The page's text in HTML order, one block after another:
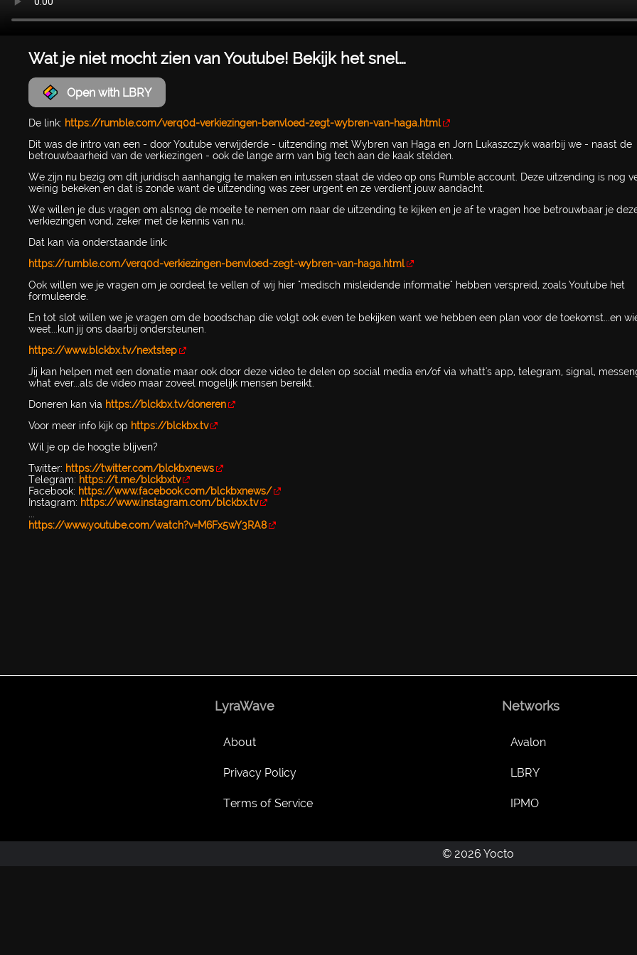
Wat je niet mocht zien van Youtube! Bekijk het snel…
Open with LBRY
De link: https://rumble.com/verq0d-verkiezingen-benvloed-zegt-wybren-van-haga.html
Dit was de intro van een - door Youtube verwijderde - uitzending met Wybren van Haga en Jorn Lukaszczyk waarbij we - naast de
betrouwbaarheid van de verkiezingen - ook de lange arm van big tech aan de kaak stelden.
We zijn nu bezig om dit juridisch aanhangig te maken en intussen staat de video op ons Rumble account. Deze uitzending is nog
weinig bekeken en dat is zonde want de uitzending was zeer urgent en ze verdient jouw aandacht.
We willen je dus vragen om alsnog de moeite te nemen om naar de uitzending te kijken en je af te vragen hoe betrouwbaar je
verkiezingen vond, zeker met de kennis van nu.
Dat kan via onderstaande link:
https://rumble.com/verq0d-verkiezingen-benvloed-zegt-wybren-van-haga.html
Ook willen we je vragen om je oordeel te vellen of wij hier "medisch misleidende informatie" hebben verspreid, zoals Youtube het
formuleerde.
En tot slot willen we je vragen om de boodschap die volgt ook even te bekijken want we hebben een plan voor de toekomst...en
weet...kun jij ons daarbij ondersteunen.
https://www.blckbx.tv/nextstep
Jij kan helpen met een donatie maar ook door deze video te delen op social media en/of via whatt's app, telegram, signal,
what ever...als de video maar zoveel mogelijk mensen bereikt.
Doneren kan via https://blckbx.tv/doneren
Voor meer info kijk op https://blckbx.tv
Wil je op de hoogte blijven?
Twitter: https://twitter.com/blckbxnews
Telegram: https://t.me/blckbxtv
Facebook: https://www.facebook.com/blckbxnews/
Instagram: https://www.instagram.com/blckbx.tv
...
https://www.youtube.com/watch?v=M6Fx5wY3RA8
LyraWave
About
Privacy Policy
Terms of Service
Networks
Avalon
LBRY
IPMO
© 2026 Yocto